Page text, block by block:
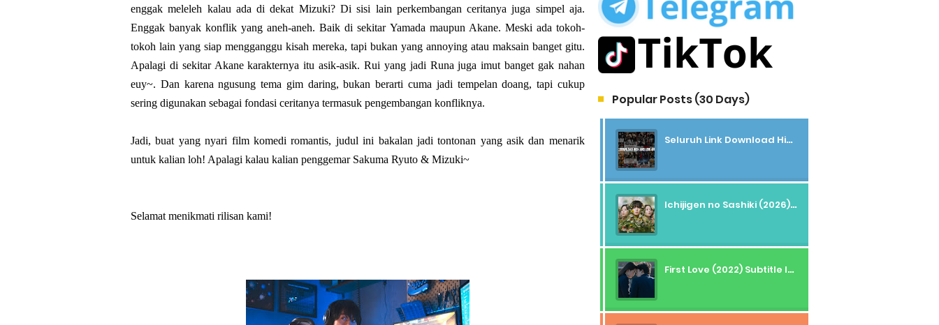
enggak meleleh kalau ada di dekat Mizuki? Di sisi lain perkembangan ceritanya juga simpel aja.
Enggak banyak konflik yang aneh-aneh. Baik di sekitar Yamada maupun Akane. Meski ada tokoh-
tokoh lain yang siap mengganggu kisah mereka, tapi bukan yang annoying atau maksain banget gitu.
Apalagi di sekitar Akane karakternya itu asik-asik. Rui yang jadi Runa juga imut banget gak nahan
euy~. Dan karena ngusung tema gim daring, bukan berarti cuma jadi tempelan doang, tapi cukup
sering digunakan sebagai fondasi ceritanya termasuk pengembangan konfliknya.
Jadi, buat yang nyari film komedi romantis, judul ini bakalan jadi tontonan yang asik dan menarik
untuk kalian loh! Apalagi kalau kalian penggemar Sakuma Ryuto & Mizuki~
Selamat menikmati rilisan kami!
Popular Posts (30 Days)
Seluruh Link Download High And Low Subtitle Indonesia
Ichijigen no Sashiki (2026) - 01 Subtitle Indonesia
First Love (2022) Subtitle Indonesia + Tanpa Iklan + Streaming + 1080p